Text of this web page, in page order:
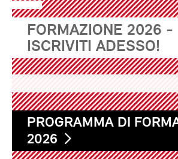
FORMAZIONE 2026 -
ISCRIVITI ADESSO!
PROGRAMMA DI
2026